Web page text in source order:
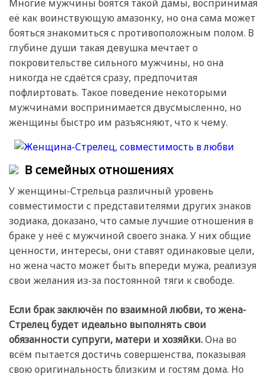
Многие мужчины боятся такой дамы, воспринимая
её как воинствующую амазонку, но она сама может
бояться знакомиться с противоположным полом. В
глубине души такая девушка мечтает о
покровительстве сильного мужчины, но она
никогда не сдаётся сразу, предпочитая
пофлиртовать. Такое поведение некоторыми
мужчинами воспринимается двусмысленно, но
женщины быстро им разъясняют, что к чему.
В семейных отношениях
У женщины-Стрельца различный уровень
совместимости с представителями других знаков
зодиака, доказано, что самые лучшие отношения в
браке у неё с мужчиной своего знака. У них общие
ценности, интересы, они ставят одинаковые цели,
но жена часто может быть впереди мужа, реализуя
свои желания из-за постоянной тяги к свободе.
Если брак заключён по взаимной любви, то жена-
Стрелец будет идеально выполнять свои
обязанности супруги, матери и хозяйки.Она во
всём пытается достичь совершенства, показывая
свою оригинальность близким и гостям дома. Но